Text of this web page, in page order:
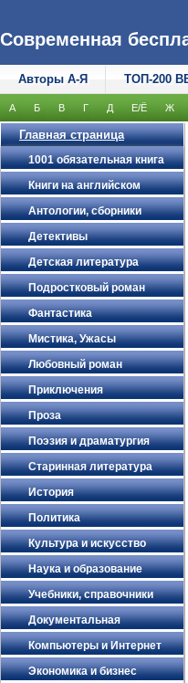
Современная
Авторы А-Я ТОП-200
А Б В Г Д Е/Ё Ж
Главная страница
1001 обязательная книга
Книги на английском
Антологии, сборники
Детективы
Детская литература
Подростковый роман
Фантастика
Мистика, Ужасы
Любовный роман
Приключения
Проза
Поэзия и драматургия
Старинная литература
История
Политика
Культура и искусство
Наука и образование
Учебники, справочники
Документальная
Компьютеры и Интернет
Экономика и бизнес